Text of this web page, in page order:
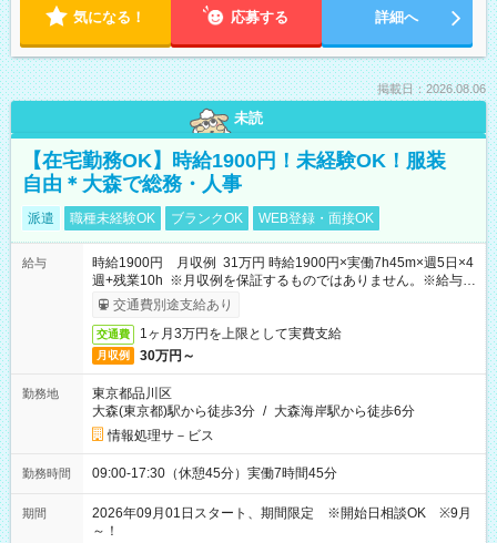
気になる！ 応募する 詳細へ
掲載日：2026.08.06
未読
【在宅勤務OK】時給1900円！未経験OK！服装
自由＊大森で総務・人事
派遣 職種未経験OK ブランクOK WEB登録・面接OK
給与
時給1900円 月収例 31万円 時給1900円×実働7h45m×週5日×4
週+残業10h ※月収例を保証するものではありません。※給与即
受取りサービス利用可（利用条件有）
交通費別途支給あり
交通費 1ヶ月3万円を上限として実費支給
月収例 30万円～
勤務地
東京都品川区
大森(東京都)駅から徒歩3分 / 大森海岸駅から徒歩6分
情報処理サ－ビス
勤務時間 09:00-17:30（休憩45分）実働7時間45分
期間
2026年09月01日スタート、期間限定 ※開始日相談OK ※9月
～！